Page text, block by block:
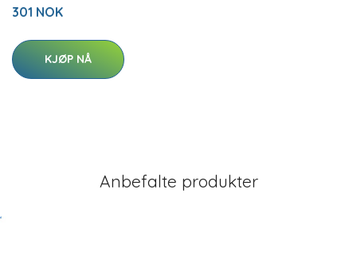
301 NOK
KJØP NÅ
Anbefalte produkter